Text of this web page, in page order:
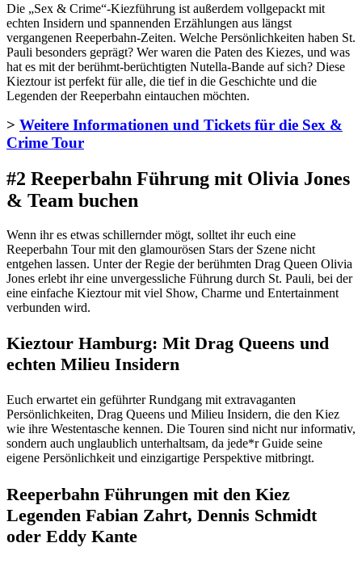
Die „Sex & Crime“-Kiezführung ist außerdem vollgepackt mit
echten Insidern und spannenden Erzählungen aus längst
vergangenen Reeperbahn-Zeiten. Welche Persönlichkeiten haben St.
Pauli besonders geprägt? Wer waren die Paten des Kiezes, und was
hat es mit der berühmt-berüchtigten Nutella-Bande auf sich? Diese
Kieztour ist perfekt für alle, die tief in die Geschichte und die
Legenden der Reeperbahn eintauchen möchten.
> Weitere Informationen und Tickets für die Sex &
Crime Tour
#2 Reeperbahn Führung mit Olivia Jones
& Team buchen
Wenn ihr es etwas schillernder mögt, solltet ihr euch eine
Reeperbahn Tour mit den glamourösen Stars der Szene nicht
entgehen lassen. Unter der Regie der berühmten Drag Queen Olivia
Jones erlebt ihr eine unvergessliche Führung durch St. Pauli, bei der
eine einfache Kieztour mit viel Show, Charme und Entertainment
verbunden wird.
Kieztour Hamburg: Mit Drag Queens und
echten Milieu Insidern
Euch erwartet ein geführter Rundgang mit extravaganten
Persönlichkeiten, Drag Queens und Milieu Insidern, die den Kiez
wie ihre Westentasche kennen. Die Touren sind nicht nur informativ,
sondern auch unglaublich unterhaltsam, da jede*r Guide seine
eigene Persönlichkeit und einzigartige Perspektive mitbringt.
Reeperbahn Führungen mit den Kiez
Legenden Fabian Zahrt, Dennis Schmidt
oder Eddy Kante